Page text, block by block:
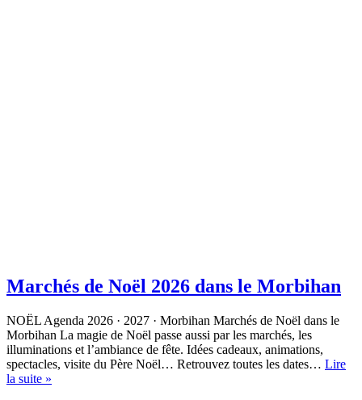
Marchés de Noël 2026 dans le Morbihan
NOËL Agenda 2026 · 2027 · Morbihan Marchés de Noël dans le
Morbihan La magie de Noël passe aussi par les marchés, les
illuminations et l’ambiance de fête. Idées cadeaux, animations,
spectacles, visite du Père Noël… Retrouvez toutes les dates… Lire
la suite »